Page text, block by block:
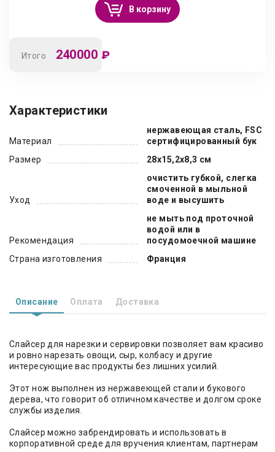
В корзину
Итого 240000 ₽
Характеристики
Материал
нержавеющая сталь, FSC
сертифицированный бук
Размер
28х15,2х8,3 см
Уход
очистить губкой, слегка
смоченной в мыльной
воде и высушить
Рекомендация
не мыть под проточной
водой или в
посудомоечной машине
Страна изготовления
Франция
Описание Оплата Доставка
Слайсер для нарезки и сервировки позволяет вам красиво
и ровно нарезать овощи, сыр, колбасу и другие
интересующие вас продукты без лишних усилий.
Этот нож выполнен из нержавеющей стали и букового
дерева, что говорит об отличном качестве и долгом сроке
службы изделия.
Слайсер можно забрендировать и использовать в
корпоративной среде для вручения клиентам, партнерам